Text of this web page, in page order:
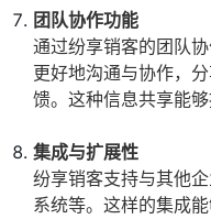
团队协作功能
通过纷享销客的团队
更好地沟通与协作，
馈。这种信息共享能够
集成与扩展性
纷享销客支持与其他
系统等。这样的集成